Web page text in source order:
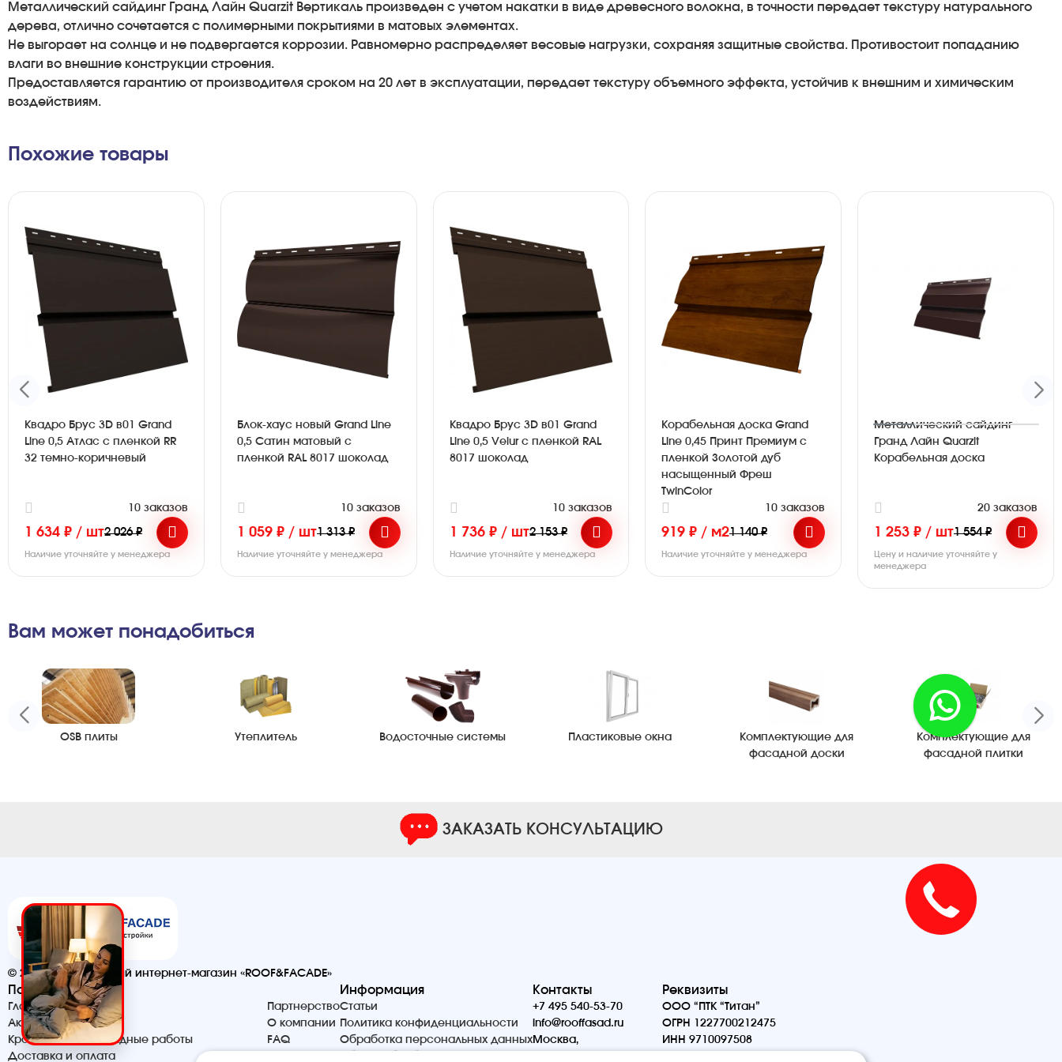
Металлический сайдинг Гранд Лайн Quarzit Вертикаль произведен с учетом накатки в виде древесного волокна, в точности передает текстуру натурального
дерева, отлично сочетается с полимерными покрытиями в матовых элементах.
Не выгорает на солнце и не подвергается коррозии. Равномерно распределяет весовые нагрузки, сохраняя защитные свойства. Противостоит попаданию
влаги во внешние конструкции строения.
Предоставляется гарантию от производителя сроком на 20 лет в эксплуатации, передает текстуру объемного эффекта, устойчив к внешним и химическим
воздействиям.
Похожие товары
Квадро Брус 3D в01 Grand
Line 0,5 Атлас с пленкой RR
32 темно-коричневый
10 заказов
1 634 ₽ / шт2 026 ₽
Наличие уточняйте у менеджера
Блок-хаус новый Grand Line
0,5 Сатин матовый с
пленкой RAL 8017 шоколад
10 заказов
1 059 ₽ / шт1 313 ₽
Наличие уточняйте у менеджера
Квадро Брус 3D в01 Grand
Line 0,5 Velur с пленкой RAL
8017 шоколад
10 заказов
1 736 ₽ / шт2 153 ₽
Наличие уточняйте у менеджера
Корабельная доска Grand
Line 0,45 Принт Премиум с
пленкой Золотой дуб
насыщенный Фреш
TwinColor
10 заказов
919 ₽ / м21 140 ₽
Наличие уточняйте у менеджера
Металлический сайдинг
Гранд Лайн Quarzit
Корабельная доска
20 заказов
1 253 ₽ / шт1 554 ₽
Цену и наличие уточняйте у
менеджера
Вам может понадобиться
OSB плиты Утеплитель Водосточные системы Пластиковые окна
Комплектующие для
фасадной доски
Комплектующие для
фасадной плитки
ЗАКАЗАТЬ КОНСУЛЬТАЦИЮ
© 2026. Строительный интернет-магазин «ROOF&FACADE»
Помощь
Главная
Акции и скидки
Кровельные и фасадные работы
Доставка и оплата
Партнерство
О компании
FAQ
Информация
Статьи
Политика конфиденциальности
Обработка персональных данных
Контакты
+7 495 540-53-70
info@rooffasad.ru
Москва,
Реквизиты
ООО “ПТК “Титан”
ОГРН 1227700212475
ИНН 9710097508